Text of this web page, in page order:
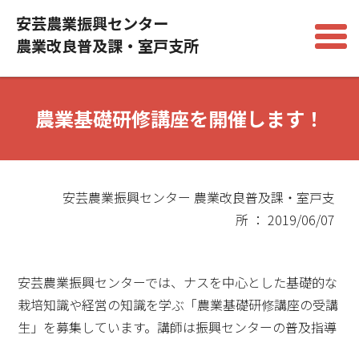
安芸農業振興センター
農業改良普及課・室戸支所
農業基礎研修講座を開催します！
安芸農業振興センター 農業改良普及課・室戸支
所 ： 2019/06/07
安芸農業振興センターでは、ナスを中心とした基礎的な
栽培知識や経営の知識を学ぶ「農業基礎研修講座の受講
生」を募集しています。講師は振興センターの普及指導